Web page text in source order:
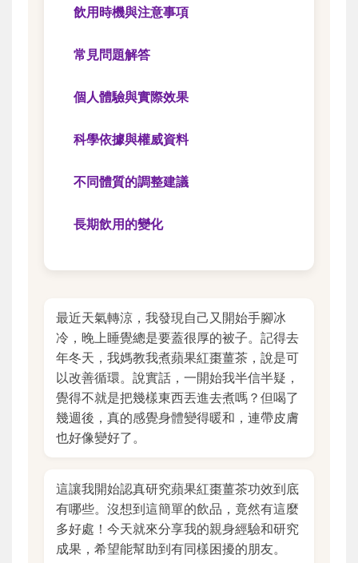
飲用時機與注意事項
常見問題解答
個人體驗與實際效果
科學依據與權威資料
不同體質的調整建議
長期飲用的變化
最近天氣轉涼，我發現自己又開始手腳冰
冷，晚上睡覺總是要蓋很厚的被子。記得去
年冬天，我媽教我煮蘋果紅棗薑茶，說是可
以改善循環。說實話，一開始我半信半疑，
覺得不就是把幾樣東西丟進去煮嗎？但喝了
幾週後，真的感覺身體變得暖和，連帶皮膚
也好像變好了。
這讓我開始認真研究蘋果紅棗薑茶功效到底
有哪些。沒想到這簡單的飲品，竟然有這麼
多好處！今天就來分享我的親身經驗和研究
成果，希望能幫助到有同樣困擾的朋友。